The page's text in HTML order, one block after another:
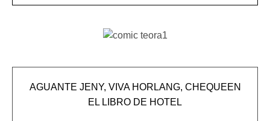
AGUANTE JENY, VIVA HORLANG, CHEQUEEN
EL LIBRO DE HOTEL